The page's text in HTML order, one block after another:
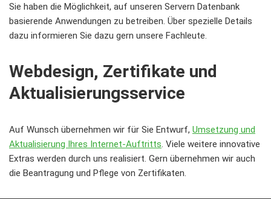
Sie haben die Möglichkeit, auf unseren Servern Datenbank
basierende Anwendungen zu betreiben. Über spezielle Details
dazu informieren Sie dazu gern unsere Fachleute.
Webdesign, Zertifikate und
Aktualisierungsservice
Auf Wunsch übernehmen wir für Sie Entwurf, Umsetzung und
Aktualisierung Ihres Internet-Auftritts. Viele weitere innovative
Extras werden durch uns realisiert. Gern übernehmen wir auch
die Beantragung und Pflege von Zertifikaten.